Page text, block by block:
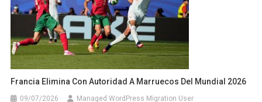
Francia Elimina Con Autoridad A Marruecos Del Mundial 2026
09/07/2026 Managed WordPress Migration User